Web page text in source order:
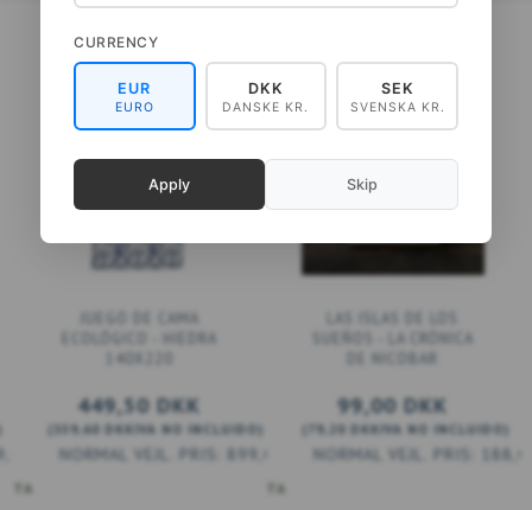
DKK
JUEGO DE CAMA
ECOLÓGICO - HIEDRA
140X220
449,50 DKK
359,60 DKKIVA NO INCLUIDO)
899,00 DKK
LAS ISLAS DE LOS
SUEÑOS - LA CRÓNICA
DE NICOBAR
99,00 DKK
79,20 DKKIVA NO INCLUIDO)
AÑADIR A LA CESTA
CURRENCY
EUR
EURO
DKK
DANSKE KR.
SEK
SVENSKA KR.
Apply Skip